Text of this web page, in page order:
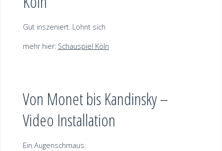
Gut inszeniert. Lohnt sich
mehr hier: Schauspiel Köln
Von Monet bis Kandinsky –
Video Installation
Ein Augenschmaus.